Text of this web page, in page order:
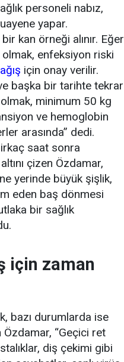
personeli nabız,
yapar.
kan örneği alınır. Eğer
olmak, enfeksiyon riski
için onay verilir.
başka bir tarihte tekrar
minimum 50 kg
ve hemoglobin
arasında” dedi.
saat sonra
çizen Özdamar,
yerinde büyük şişlik,
eden baş dönmesi
bir sağlık
için zaman
bazı durumlarda ise
“Geçici ret
diş çekimi gibi